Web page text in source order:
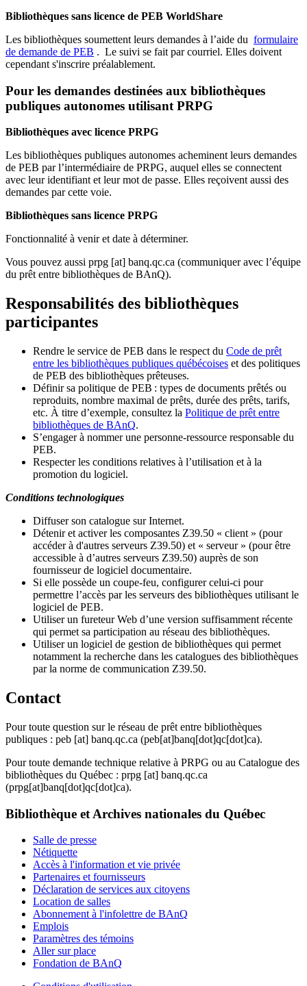
Bibliothèques sans licence de PEB WorldShare
Les bibliothèques soumettent leurs demandes à l’aide du formulaire
de demande de PEB . Le suivi se fait par courriel. Elles doivent
cependant s'inscrire préalablement.
Pour les demandes destinées aux bibliothèques
publiques autonomes utilisant PRPG
Bibliothèques avec licence PRPG
Les bibliothèques publiques autonomes acheminent leurs demandes
de PEB par l’intermédiaire de PRPG, auquel elles se connectent
avec leur identifiant et leur mot de passe. Elles reçoivent aussi des
demandes par cette voie.
Bibliothèques sans licence PRPG
Fonctionnalité à venir et date à déterminer.
Vous pouvez aussi prpg [at] banq.qc.ca (communiquer avec l’équipe
du prêt entre bibliothèques de BAnQ).
Responsabilités des bibliothèques
participantes
Rendre le service de PEB dans le respect du Code de prêt
entre les bibliothèques publiques québécoises et des politiques
de PEB des bibliothèques prêteuses.
Définir sa politique de PEB : types de documents prêtés ou
reproduits, nombre maximal de prêts, durée des prêts, tarifs,
etc. À titre d’exemple, consultez la Politique de prêt entre
bibliothèques de BAnQ.
S’engager à nommer une personne-ressource responsable du
PEB.
Respecter les conditions relatives à l’utilisation et à la
promotion du logiciel.
Conditions technologiques
Diffuser son catalogue sur Internet.
Détenir et activer les composantes Z39.50 « client » (pour
accéder à d'autres serveurs Z39.50) et « serveur » (pour être
accessible à d’autres serveurs Z39.50) auprès de son
fournisseur de logiciel documentaire.
Si elle possède un coupe-feu, configurer celui-ci pour
permettre l’accès par les serveurs des bibliothèques utilisant le
logiciel de PEB.
Utiliser un fureteur Web d’une version suffisamment récente
qui permet sa participation au réseau des bibliothèques.
Utiliser un logiciel de gestion de bibliothèques qui permet
notamment la recherche dans les catalogues des bibliothèques
par la norme de communication Z39.50.
Contact
Pour toute question sur le réseau de prêt entre bibliothèques
publiques : peb [at] banq.qc.ca (peb[at]banq[dot]qc[dot]ca).
Pour toute demande technique relative à PRPG ou au Catalogue des
bibliothèques du Québec : prpg [at] banq.qc.ca
(prpg[at]banq[dot]qc[dot]ca).
Bibliothèque et Archives nationales du Québec
Salle de presse
Nétiquette
Accès à l'information et vie privée
Partenaires et fournisseurs
Déclaration de services aux citoyens
Location de salles
Abonnement à l'infolettre de BAnQ
Emplois
Paramètres des témoins
Aller sur place
Fondation de BAnQ